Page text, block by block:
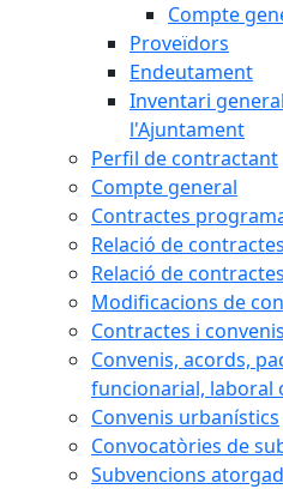
Compte
Proveïdors
Endeutament
Inventari
l'Ajuntament
Perfil de contractant
Compte general
Contractes
Relació de
Relació de
Modificacions de
Contractes i convenis
Convenis, acords,
funcionarial, laboral
Convenis urbanístics
Convocatòries de
Subvencions